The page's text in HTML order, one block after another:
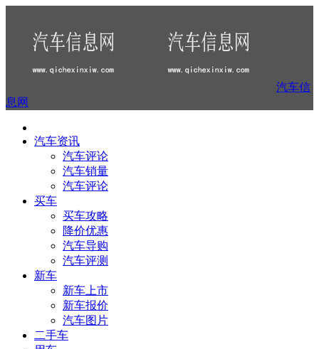
汽车信
息网
汽车资讯
汽车评论
汽车销量
汽车评论
买车
买车攻略
降价优惠
汽车导购
汽车评测
新车
新车上市
新车报价
汽车图片
二手车